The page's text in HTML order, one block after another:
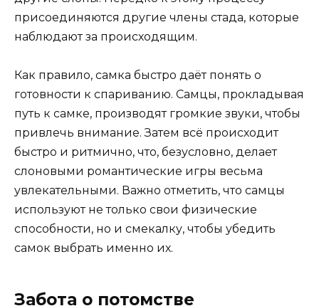
присоединяются другие члены стада, которые
наблюдают за происходящим.
Как правило, самка быстро даёт понять о
готовности к спариванию. Самцы, прокладывая
путь к самке, производят громкие звуки, чтобы
привлечь внимание. Затем всё происходит
быстро и ритмично, что, безусловно, делает
слоновыми романтические игры весьма
увлекательными. Важно отметить, что самцы
используют не только свои физические
способности, но и смекалку, чтобы убедить
самок выбрать именно их.
Забота о потомстве